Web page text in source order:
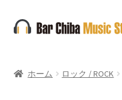
ナ
ビ
ー
コ
ン
ン
ホーム ロック / ROCK